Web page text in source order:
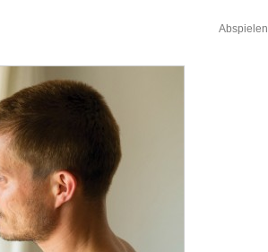
Abspielen